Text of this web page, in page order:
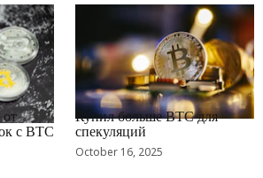
от
с BTC
RRCNEWS_RU
Купил больше BTC для
спекуляций
October 16, 2025